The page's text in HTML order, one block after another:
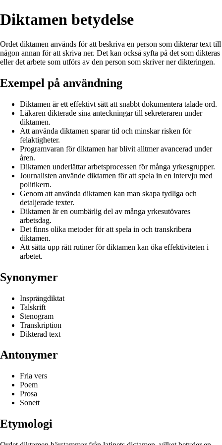
Diktamen betydelse
Ordet diktamen används för att beskriva en person som dikterar text till
någon annan för att skriva ner. Det kan också syfta på det som dikteras
eller det arbete som utförs av den person som skriver ner dikteringen.
Exempel på användning
Diktamen är ett effektivt sätt att snabbt dokumentera talade ord.
Läkaren dikterade sina anteckningar till sekreteraren under
diktamen.
Att använda diktamen sparar tid och minskar risken för
felaktigheter.
Programvaran för diktamen har blivit alltmer avancerad under
åren.
Diktamen underlättar arbetsprocessen för många yrkesgrupper.
Journalisten använde diktamen för att spela in en intervju med
politikern.
Genom att använda diktamen kan man skapa tydliga och
detaljerade texter.
Diktamen är en oumbärlig del av många yrkesutövares
arbetsdag.
Det finns olika metoder för att spela in och transkribera
diktamen.
Att sätta upp rätt rutiner för diktamen kan öka effektiviteten i
arbetet.
Synonymer
Insprängdiktat
Talskrift
Stenogram
Transkription
Dikterad text
Antonymer
Fria vers
Poem
Prosa
Sonett
Etymologi